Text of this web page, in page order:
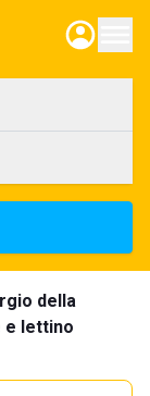
della
e lettino